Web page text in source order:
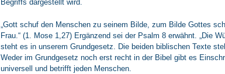
Begriffs dargestellt wird.
„Gott schuf den Menschen zu seinem Bilde, zum Bilde Gottes
Frau.“ (1. Mose 1,27) Ergänzend sei der Psalm 8 erwähnt. „Die
steht es in unserem Grundgesetz. Die beiden biblischen Texte
Weder im Grundgesetz noch erst recht in der Bibel gibt es
universell und betrifft jeden Menschen.